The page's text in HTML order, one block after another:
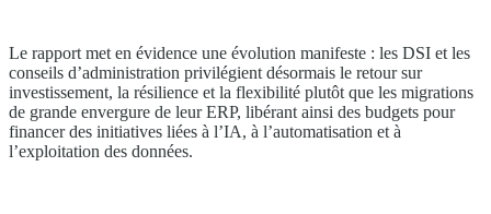
Le rapport met en évidence une évolution manifeste : les DSI et les
conseils d’administration privilégient désormais le retour sur
investissement, la résilience et la flexibilité plutôt que les migrations
de grande envergure de leur ERP, libérant ainsi des budgets pour
financer des initiatives liées à l’IA, à l’automatisation et à
l’exploitation des données.